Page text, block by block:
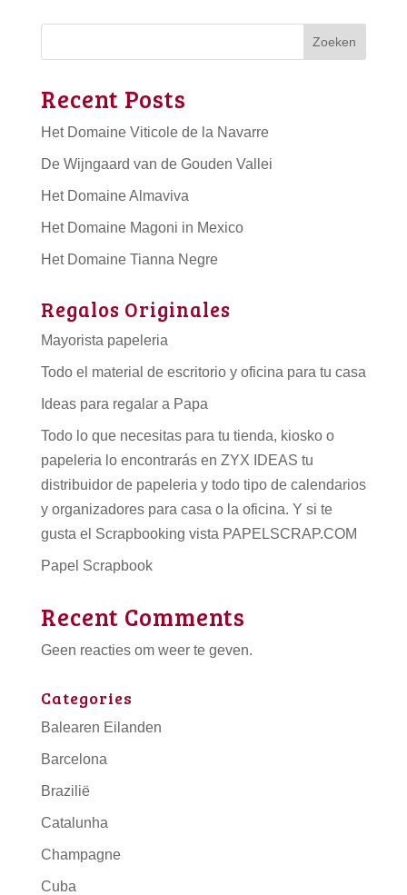
Zoeken
Recent Posts
Het Domaine Viticole de la Navarre
De Wijngaard van de Gouden Vallei
Het Domaine Almaviva
Het Domaine Magoni in Mexico
Het Domaine Tianna Negre
Regalos Originales
Mayorista papeleria
Todo el material de escritorio y oficina para tu casa
Ideas para regalar a Papa
Todo lo que necesitas para tu tienda, kiosko o
papeleria lo encontrarás en ZYX IDEAS tu
distribuidor de papeleria y todo tipo de calendarios
y organizadores para casa o la oficina. Y si te
gusta el Scrapbooking vista PAPELSCRAP.COM
Papel Scrapbook
Recent Comments
Geen reacties om weer te geven.
Categories
Balearen Eilanden
Barcelona
Brazilië
Catalunha
Champagne
Cuba